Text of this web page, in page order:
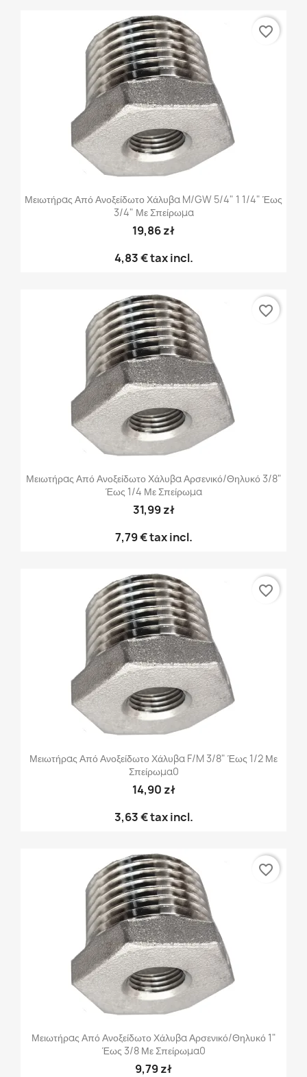
Μειωτήρας Από Ανοξείδωτο Χάλυβα M/GW 5/4" 1 1/4" Έως
3/4" Με Σπείρωμα
19,86 zł
4,83 €tax incl.
favorite_border
Μειωτήρας Από Ανοξείδωτο Χάλυβα Αρσενικό/θηλυκό 3/8"
Έως 1/4 Με Σπείρωμα
31,99 zł
7,79 €tax incl.
favorite_border
Μειωτήρας Από Ανοξείδωτο Χάλυβα F/M 3/8" Έως 1/2 Με
Σπείρωμα0
14,90 zł
3,63 €tax incl.
favorite_border
Μειωτήρας Από Ανοξείδωτο Χάλυβα Αρσενικό/θηλυκό 1"
Έως 3/8 Με Σπείρωμα0
9,79 zł
favorite_border